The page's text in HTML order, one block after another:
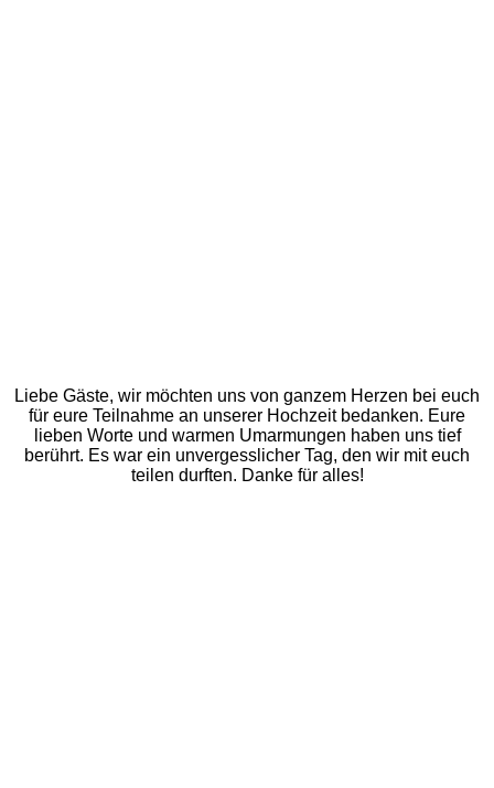
Liebe Gäste, wir möchten uns von ganzem Herzen bei euch
für eure Teilnahme an unserer Hochzeit bedanken. Eure
lieben Worte und warmen Umarmungen haben uns tief
berührt. Es war ein unvergesslicher Tag, den wir mit euch
teilen durften. Danke für alles!